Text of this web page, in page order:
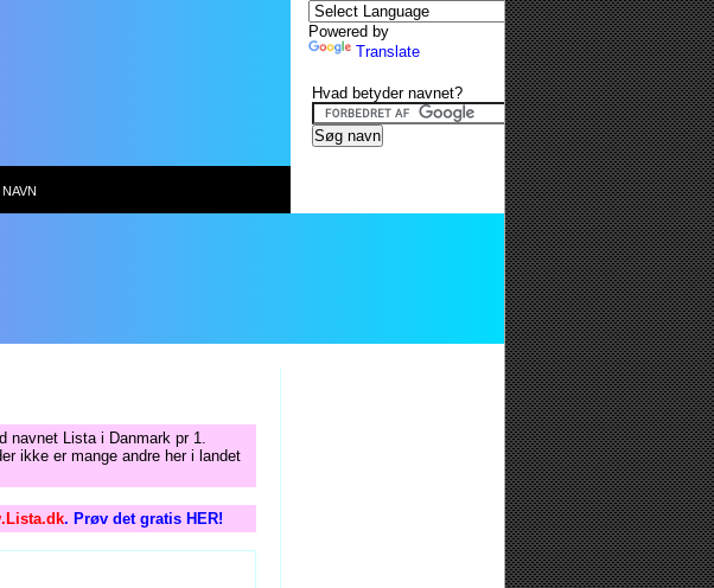
navnet Lista i Danmark pr 1.
ikke er mange andre her i landet
. Prøv det gratis HER!
Powered by
Translate
Hvad betyder navnet?